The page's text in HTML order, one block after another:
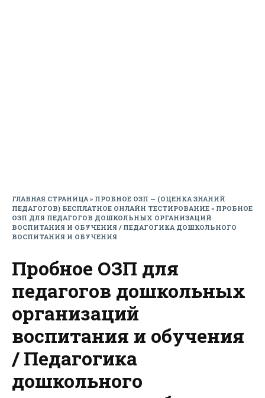
ГЛАВНАЯ СТРАНИЦА» ПРОБНОЕ ОЗП — (ОЦЕНКА ЗНАНИЙ
ПЕДАГОГОВ) БЕСПЛАТНОЕ ОНЛАЙН ТЕСТИРОВАНИЕ » ПРОБНОЕ
ОЗП ДЛЯ ПЕДАГОГОВ ДОШКОЛЬНЫХ ОРГАНИЗАЦИЙ
ВОСПИТАНИЯ И ОБУЧЕНИЯ / ПЕДАГОГИКА ДОШКОЛЬНОГО
ВОСПИТАНИЯ И ОБУЧЕНИЯ
Пробное ОЗП для
педагогов дошкольных
организаций
воспитания и обучения
/ Педагогика
дошкольного